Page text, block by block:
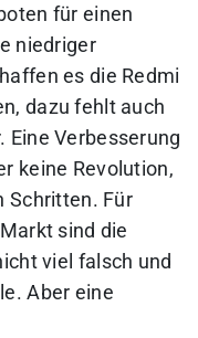
für einen
niedriger
es die Redmi
dazu fehlt auch
Eine Verbesserung
keine Revolution,
Schritten. Für
sind die
viel falsch und
Aber eine